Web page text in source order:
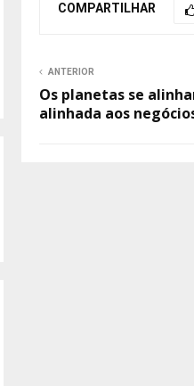
COMPARTILHAR
ANTERIOR
Os planetas se
alinhada aos